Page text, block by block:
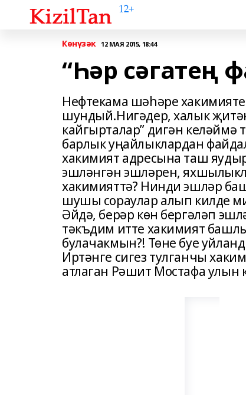
Көнүзәк 12 МАЯ 2015, 18:44
“Һәр сәгатең
Нефтекама шәһәре
шундый.Нигәдер, халык
кайгырталар” дигән
барлык уңайлыклардан
хакимият адресына таш
эшләнгән эшләрен,
хакимияттә? Нинди эшләр
шушы сораулар алып килде
Әйдә, берәр көн бергәләп
тәкъдим итте хакимият
булачакмын?! Төне буе
Иртәнге сигез тулганчы
атлаган Рәшит Мостафа улын